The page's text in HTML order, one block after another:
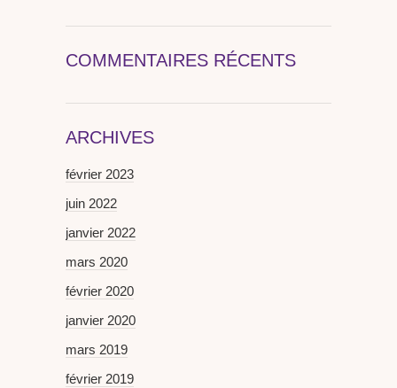
COMMENTAIRES RÉCENTS
ARCHIVES
février 2023
juin 2022
janvier 2022
mars 2020
février 2020
janvier 2020
mars 2019
février 2019